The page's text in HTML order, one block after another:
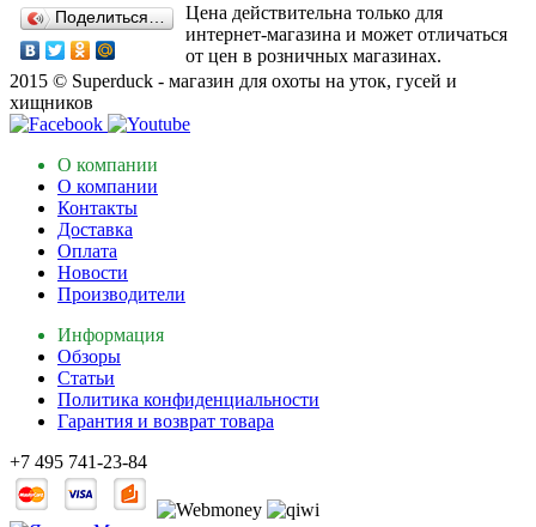
Поделиться…
Цена действительна только для
интернет-магазина и может отличаться
от цен в розничных магазинах.
2015 © Superduck - магазин для охоты на уток, гусей и
хищников
О компании
О компании
Контакты
Доставка
Оплата
Новости
Производители
Информация
Обзоры
Статьи
Политика конфиденциальности
Гарантия и возврат товара
+7 495 741-23-84